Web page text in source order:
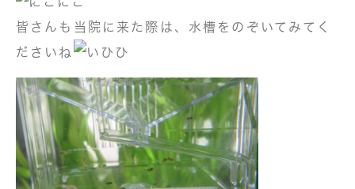
皆さんも当院に来た際は、水槽をのぞいてみてく
ださいね